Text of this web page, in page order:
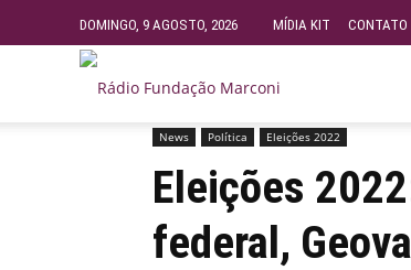
DOMINGO, 9 AGOSTO, 2026 MÍDIA KIT CONTATO
Marconi
Início News Eleições 2022:
News Política Eleições 2022
Eleições
federal,